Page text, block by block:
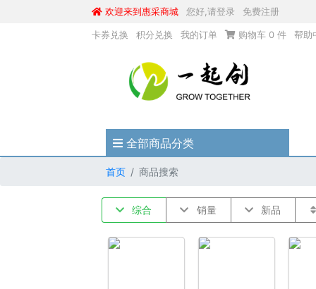
欢迎来到惠采商城 您好,请登录 免费注册
卡券兑换 积分兑换 我的订单 购物车 0 件 帮助
全部商品分类
首页 商品搜索
综合 销量 新品